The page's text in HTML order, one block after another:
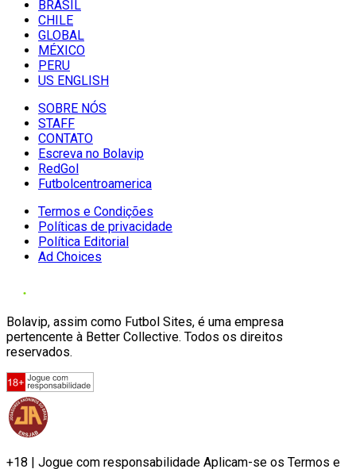
BRASIL
CHILE
GLOBAL
MÉXICO
PERU
US ENGLISH
SOBRE NÓS
STAFF
CONTATO
Escreva no Bolavip
RedGol
Futbolcentroamerica
Termos e Condições
Políticas de privacidade
Política Editorial
Ad Choices
Bolavip, assim como Futbol Sites, é uma empresa
pertencente à Better Collective. Todos os direitos
reservados.
+18 | Jogue com responsabilidade Aplicam-se os Termos e